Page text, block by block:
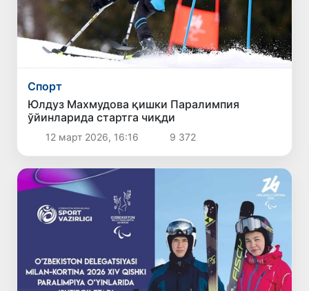
Спорт
Юлдуз Махмудова қишки Паралимпия
ўйинларида стартга чиқди
12 март 2026, 16:16 9 372